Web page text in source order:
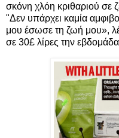
σκόνη χλόη κριθαριού σε
"Δεν υπάρχει καμία
μου έσωσε τη ζωή μου»,
σε 30£ λίρες την